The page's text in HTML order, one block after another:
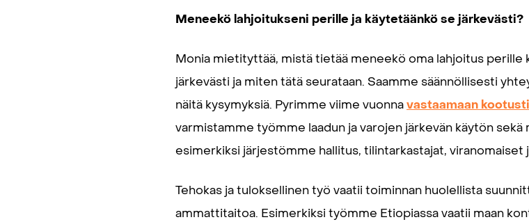
Meneekö lahjoitukseni perille ja käytetäänkö se järkevästi?
Monia mietityttää, mistä tietää meneekö oma lahjoitus perille
järkevästi ja miten tätä seurataan. Saamme säännöllisesti
näitä kysymyksiä. Pyrimme viime vuonnavastaamaan
varmistamme työmme laadun ja varojen järkevän käytön
esimerkiksi järjestömme hallitus, tilintarkastajat, viranomaiset
Tehokas ja tuloksellinen työ vaatii toiminnan huolellista
ammattitaitoa. Esimerkiksi työmme Etiopiassa vaatii maan